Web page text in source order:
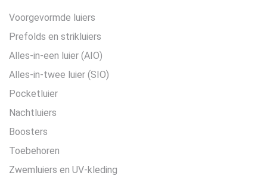
Voorgevormde luiers
Prefolds en strikluiers
Alles-in-een luier (AIO)
Alles-in-twee luier (SIO)
Pocketluier
Nachtluiers
Boosters
Toebehoren
Zwemluiers en UV-kleding